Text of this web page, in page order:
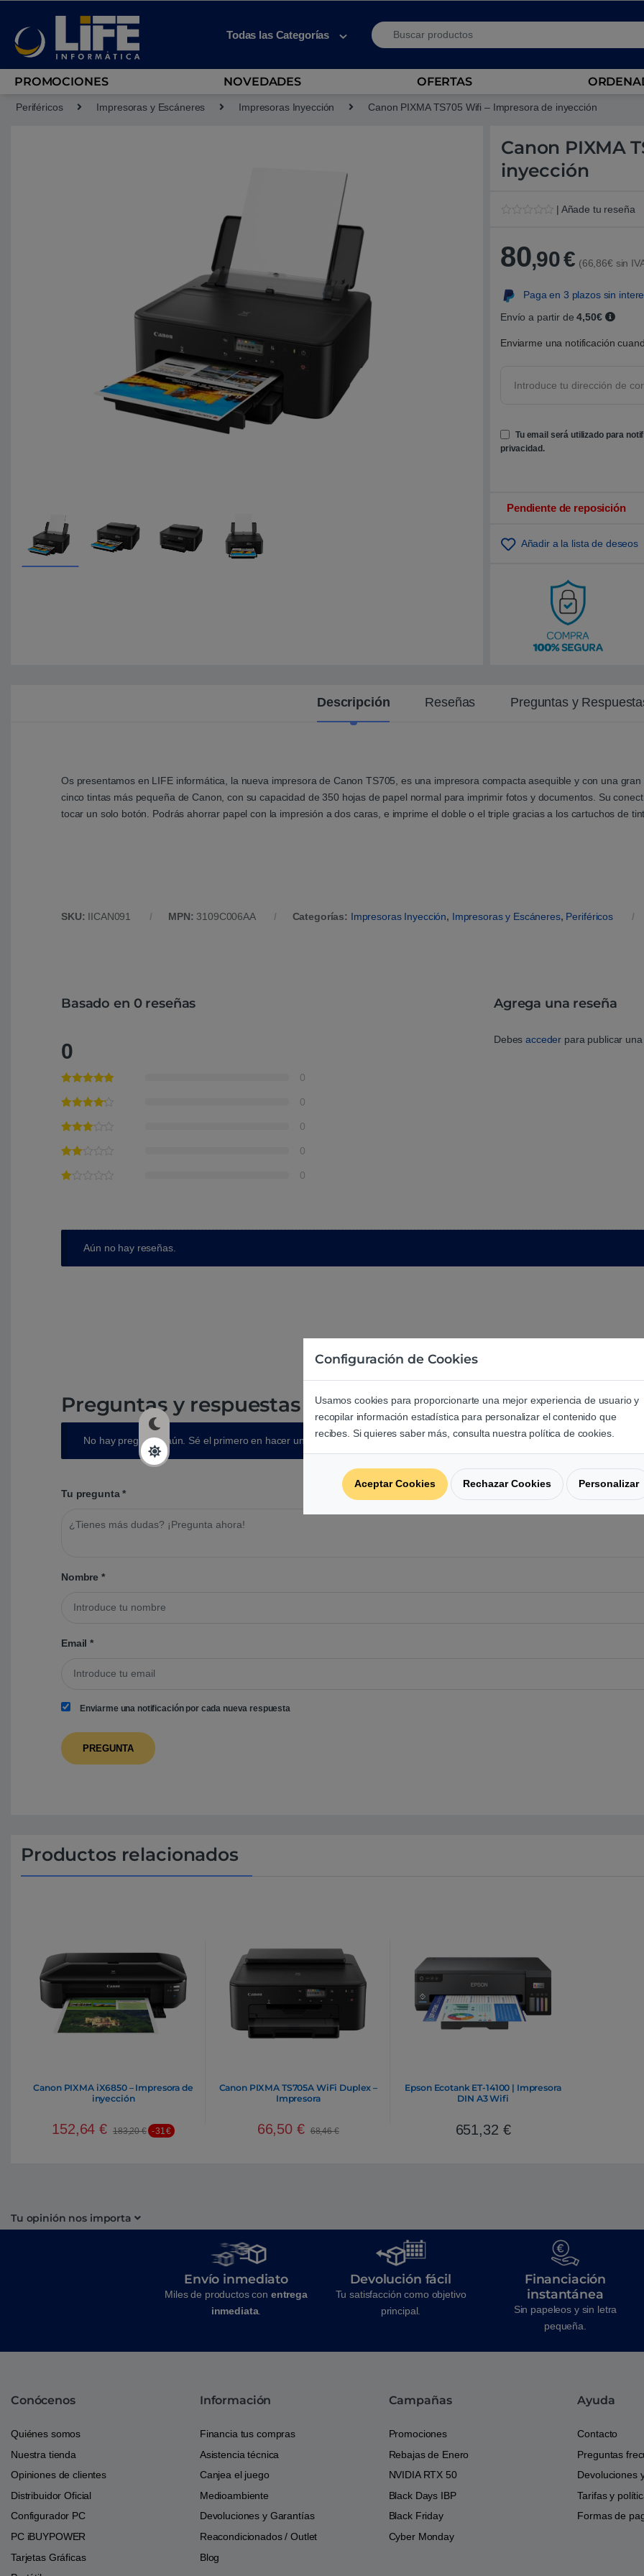
Todas las Categorías
Search for:
PROMOCIONES NOVEDADES OFERTAS
Periféricos Impresoras y Escáneres Impresoras Inyección Canon PIXMA TS705 Wifi – Impresora de inyección
Canon PIXMA
inyección
o
r
o
.
s
a
d
o
a
c
| Añade tu reseña
80,90€ (66,86€ sin
Paga en 3 plazos sin
Envío a partir de4,50€
Enviarme una notificación
Tu email será utilizado para
privacidad.
Pendiente de reposición
Añadir a la lista de deseos
Descripción Reseñas Preguntas y
Os presentamos en LIFE informática, la nueva impresora de Canon TS705, es una impresora compacta asequible y con una
cinco tintas más pequeña de Canon, con su capacidad de 350 hojas de papel normal para imprimir fotos y documentos. Su
tocar un solo botón. Podrás ahorrar papel con la impresión a dos caras, e imprime el doble o el triple gracias a los cartuchos de
SKU: IICAN091 MPN: 3109C006AA Categorías: Impresoras Inyección, Impresoras y Escáneres, Periféricos
Basado en 0 reseñas
0
0
0
0
0
0
Agrega una reseña
Debesacceder para publicar
Aún no hay reseñas.
Preguntas y respuestas de los usuarios sobre este
No hay preguntas aún. Sé el primero en hacer una pregunta acerca de este producto.
Tu pregunta*
Nombre*
Email*
Enviarme una notificación por cada nueva respuesta
Productos relacionados
Canon PIXMA iX6850 – Impresora de
inyección
152,64€ 183,20€ -31€
Canon PIXMA TS705A WiFi Duplex –
Impresora
66,50 € 68,46€
Epson Ecotank ET-14100 | Impresora
DIN A3 Wifi
651,32 €
Tu opinión nos importa
Envío inmediato
Miles de productos con entrega
inmediata.
Devolución fácil
Tu satisfacción como objetivo
principal.
Financiación
instantánea
Sin papeleos y sin letra
pequeña.
Conócenos
Quiénes somos
Nuestra tienda
Opiniones de clientes
Distribuidor Oficial
Configurador PC
PC iBUYPOWER
Tarjetas Gráficas
Información
Financia tus compras
Asistencia técnica
Canjea el juego
Medioambiente
Devoluciones y Garantías
Reacondicionados / Outlet
Blog
Campañas
Promociones
Rebajas de Enero
NVIDIA RTX 50
Black Days IBP
Black Friday
Cyber Monday
Ayuda
Contacto
Preguntas
Devoluciones
Tarifas y
Formas de
Configuración de Cookies
Usamos cookies para proporcionarte una mejor experiencia de usuario y
recopilar información estadística para personalizar el contenido que
recibes. Si quieres saber más, consulta nuestra política de cookies.
Aceptar Cookies Rechazar Cookies Personalizar